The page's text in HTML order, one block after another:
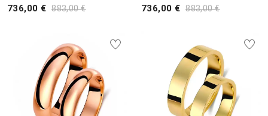
736,00 € 883,00 €
736,00 € 883,00 €